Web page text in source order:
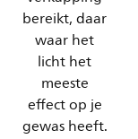
bereikt, daar
waar het
licht het
meeste
effect op je
gewas heeft.